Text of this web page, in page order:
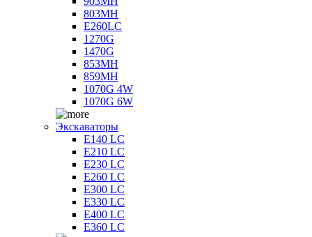
803MH
E260LC
1270G
1470G
853MH
859MH
1070G 4W
1070G 6W
Экскаваторы
E140 LC
E210 LC
E230 LC
E260 LC
E300 LC
E330 LC
E400 LC
E360 LC